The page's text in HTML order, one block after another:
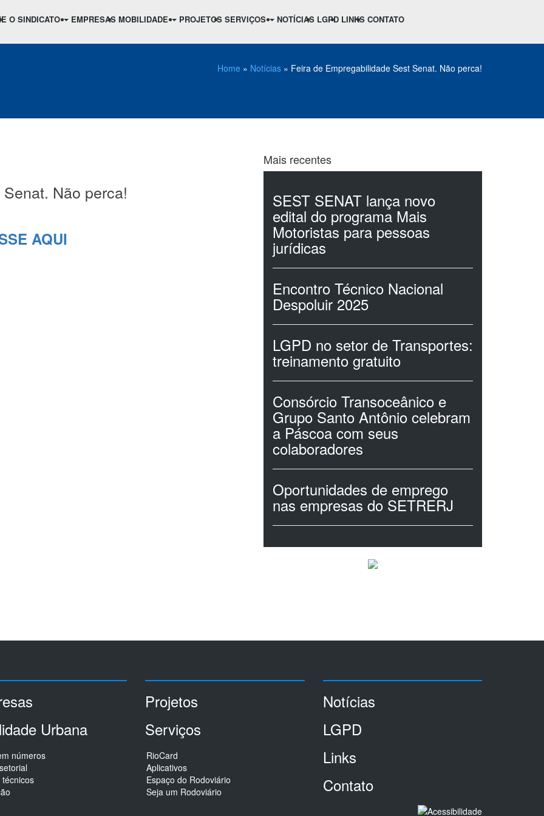
O SINDICATO EMPRESAS MOBILIDADE PROJETOS SERVIÇOS NOTÍCIAS LGPD LINKS CONTATO
Home » Notícias » Feira de Empregabilidade Sest Senat. Não perca!
Não perca!
AQUI
Mais recentes
SEST SENAT lança novo
edital do programa Mais
Motoristas para pessoas
jurídicas
Encontro Técnico Nacional
Despoluir 2025
LGPD no setor de Transportes:
treinamento gratuito
Consórcio Transoceânico e
Grupo Santo Antônio celebram
a Páscoa com seus
colaboradores
Oportunidades de emprego
nas empresas do SETRERJ
Urbana
números
técnicos
Projetos
Serviços
RioCard
Aplicativos
Espaço do Rodoviário
Seja um Rodoviário
Notícias
LGPD
Links
Contato